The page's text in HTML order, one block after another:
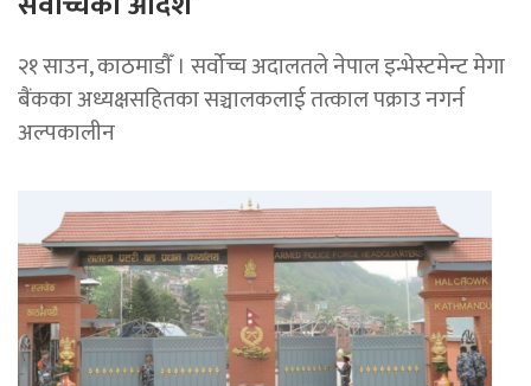
२१ साउन, काठमाडाैँ । सर्वोच्च अदालतले नेपाल इन्भेस्टमेन्ट मेगा
बैंकका अध्यक्षसहितका सञ्चालकलाई तत्काल पक्राउ नगर्न
अल्पकालीन